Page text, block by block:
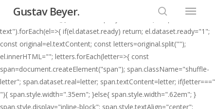
document.addEventListener("DOMContentLoaded", initShuffle);
function initShuffle(){ document.querySelectorAll("#top .menu-title-
text").forEach(el=>{ if(el.dataset.ready) return; el.dataset.ready="1";
const original=el.textContent; const letters=original.split("");
el.innerHTML=""; letters.forEach(letter=>{ const
span=document.createElement("span"); span.className="shuffle-
letter"; span.dataset.real=letter; span.textContent=letter; if(letter==="
"){ span.style.width=".35em"; }else{ span.style.width=".62em"; }
span.style.display="inline-block"; span.style.textAlign="center";
main
content
Gustav Beyer.
search
Menu